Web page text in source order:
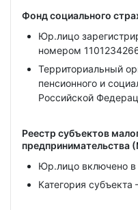
Фонд социального
Юр.лицо
номером
Территориальный
пенсионного и
Российской
Реестр субъектов
предпринимательства
Юр.лицо включено в
Категория